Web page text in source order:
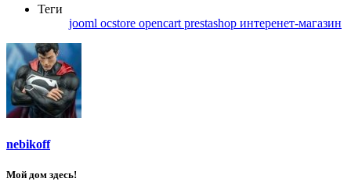
Теги
jooml ocstore opencart prestashop интеренет-магазин
nebikoff
Мой дом здесь!